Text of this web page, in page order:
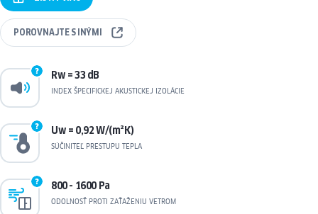
POROVNAJTE S INÝMI
Rw = 33 dB
INDEX ŠPECIFICKEJ AKUSTICKEJ IZOLÁCIE
Uw = 0,92 W/(m²K)
SÚČINITEĽ PRESTUPU TEPLA
800 - 1600 Pa
ODOLNOSŤ PROTI ZAŤAŽENIU VETROM